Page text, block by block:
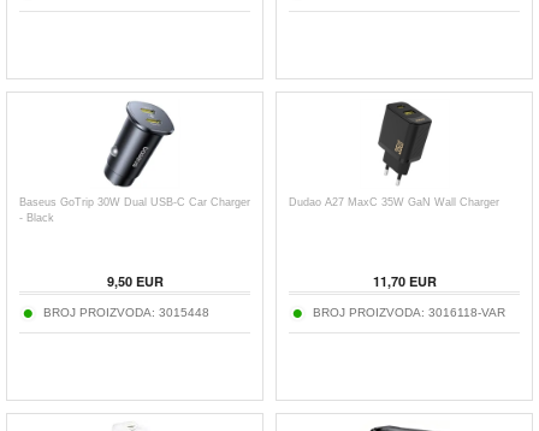
Baseus GoTrip 30W Dual USB-C Car Charger
- Black
9,50EUR
BROJ PROIZVODA: 3015448
Dudao A27 MaxC 35W GaN Wall Charger
11,70EUR
BROJ PROIZVODA: 3016118-VAR